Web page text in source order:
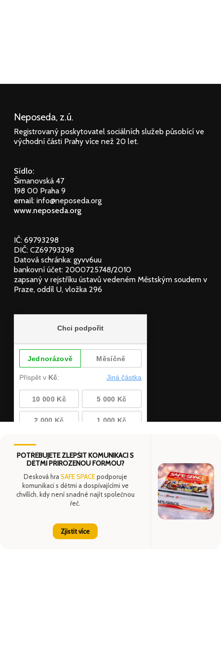
Neposeda, z.ú.
Registrovaný poskytovatel sociálních služeb působící ve
východní části Prahy více než 20 let.
Sídlo:
Šimanovská 47
198 00 Praha 9
email: info@neposeda.org
www.neposeda.org
IČ: 69793298
DIČ: CZ69793298
Datová schránka: gyvv6uu
bankovní účet: 2000725748/2010
zapsaný v rejstříku ústavů vedeném Městským soudem v
Praze, oddíl U, vložka 296
Čeština
POTŘEBUJETE ZLEPŠIT KOMUNIKACI S
DĚTMI PŘIROZENOU FORMOU?
Desková hra SAFE SPACEpodporuje
komunikaci s dětmi a dospívajícími ve
chvílích, kdy není snadné najít společnou
řeč.
Zjistit více